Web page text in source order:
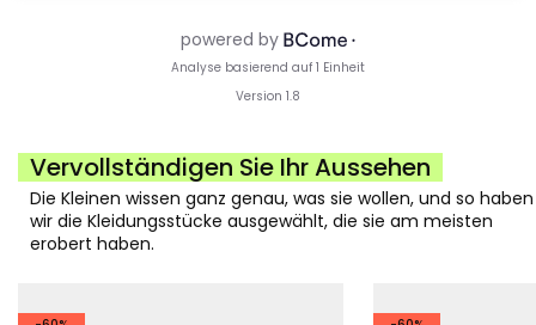
Vervollständigen Sie Ihr Aussehen
Die Kleinen wissen ganz genau, was sie wollen, und so haben
wir die Kleidungsstücke ausgewählt, die sie am meisten
erobert haben.